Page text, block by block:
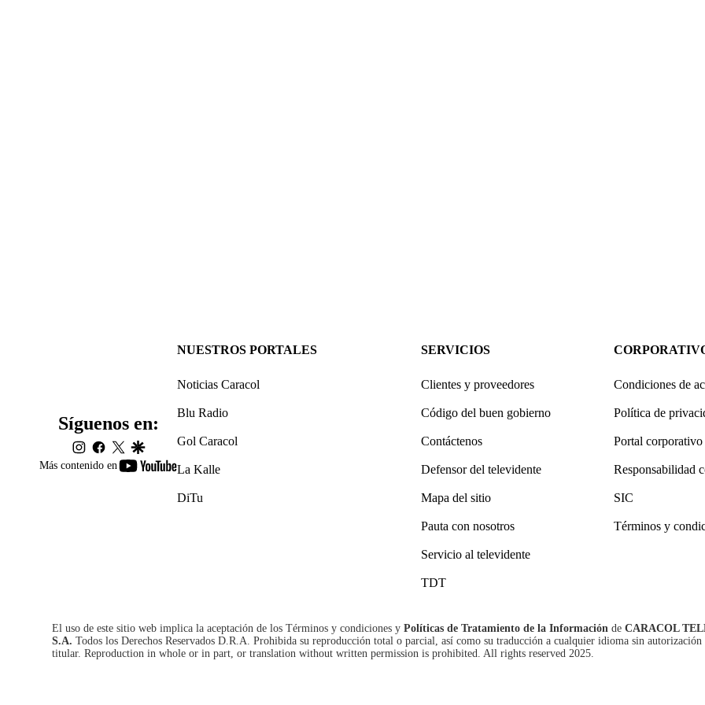
Más contenido en
youtube-
Síguenos en:
instagram
facebook
twittergoogle
NUESTROS PORTALES
Noticias Caracol
Blu Radio
Gol Caracol
La Kalle
DiTu
SERVICIOS
Clientes y proveedores
Código del buen gobierno
Contáctenos
Defensor del televidente
Mapa del sitio
Pauta con nosotros
Servicio al televidente
TDT
Condiciones de
Política de
Portal corporativo
Responsabilidad
SIC
Términos y
El uso de este sitio web implica la aceptación de los Términos y condiciones y Políticas de Tratamiento de la Información de CARACOL
S.A. Todos los Derechos Reservados D.R.A. Prohibida su reproducción total o parcial, así como su traducción a cualquier idioma sin autorización
titular. Reproduction in whole or in part, or translation without written permission is prohibited. All rights reserved 2025.